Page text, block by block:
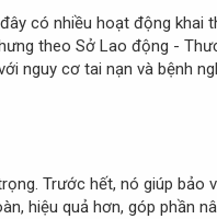
có nhiều hoạt động khai
theo Sở Lao động -
nguy cơ tai nạn và bệnh
Trước hết, nó giúp
hiệu quả hơn, góp phần